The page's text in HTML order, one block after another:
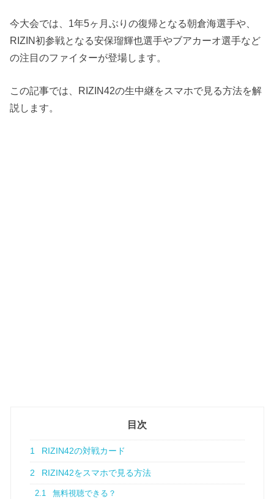
今大会では、1年5ヶ月ぶりの復帰となる朝倉海選手や、
RIZIN初参戦となる安保瑠輝也選手やブアカーオ選手など
の注目のファイターが登場します。
この記事では、RIZIN42の生中継をスマホで見る方法を解
説します。
目次
1 RIZIN42の対戦カード
2 RIZIN42をスマホで見る方法
2.1 無料視聴できる？